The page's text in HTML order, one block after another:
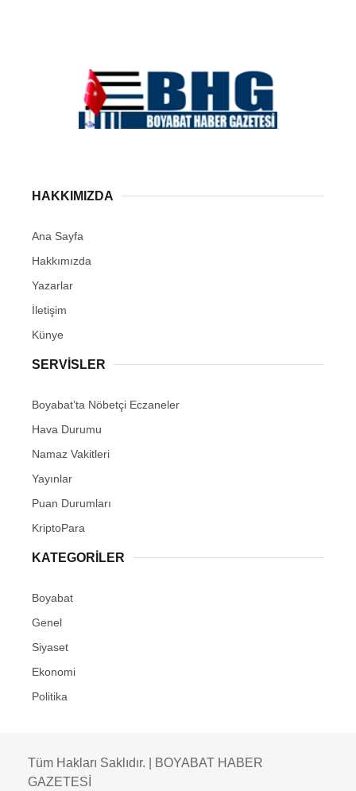
HAKKIMIZDA
Ana Sayfa
Hakkımızda
Yazarlar
İletişim
Künye
SERVISLER
Boyabat’ta Nöbetçi Eczaneler
Hava Durumu
Namaz Vakitleri
Yayınlar
Puan Durumları
KriptoPara
KATEGORILER
Boyabat
Genel
Siyaset
Ekonomi
Politika
Tüm Hakları Saklıdır. | BOYABAT HABER
GAZETESİ